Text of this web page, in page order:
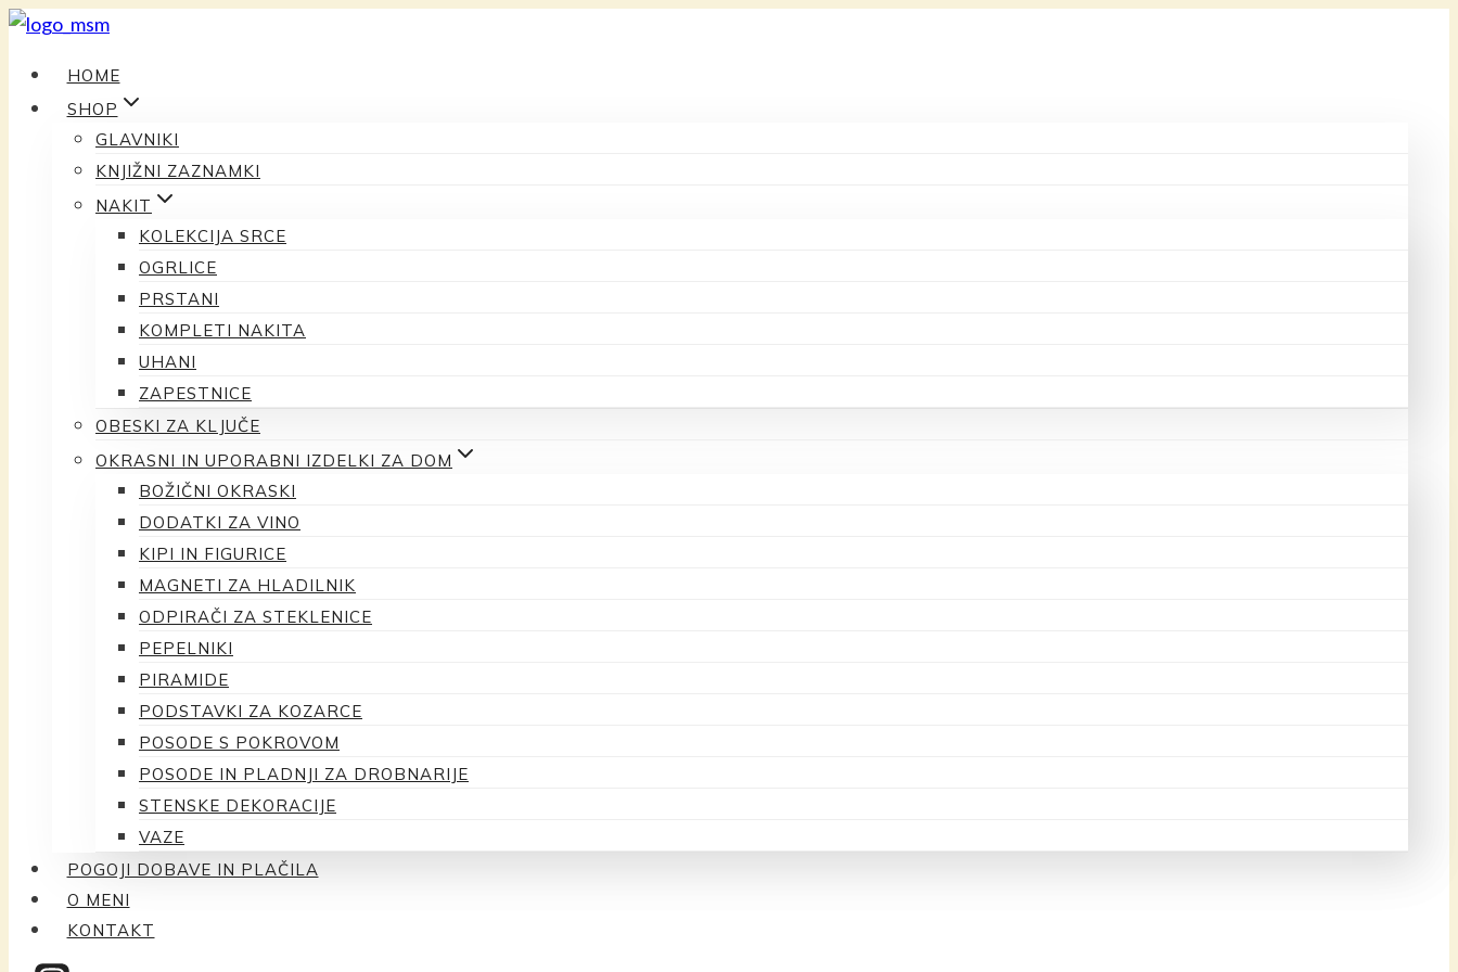
Preskoči
vsebinoHOME
SHOP
GLAVNIKI
KNJIŽNI ZAZNAMKI
NAKIT
KOLEKCIJA SRCE
OGRLICE
PRSTANI
KOMPLETI NAKITA
UHANI
ZAPESTNICE
OBESKI ZA KLJUČE
OKRASNI IN UPORABNI IZDELKI ZA DOM
BOŽIČNI OKRASKI
DODATKI ZA VINO
KIPI IN FIGURICE
MAGNETI ZA HLADILNIK
ODPIRAČI ZA STEKLENICE
PEPELNIKI
PIRAMIDE
PODSTAVKI ZA KOZARCE
POSODE S POKROVOM
POSODE IN PLADNJI ZA DROBNARIJE
STENSKE DEKORACIJE
VAZE
POGOJI DOBAVE IN PLAČILA
O MENI
KONTAKT